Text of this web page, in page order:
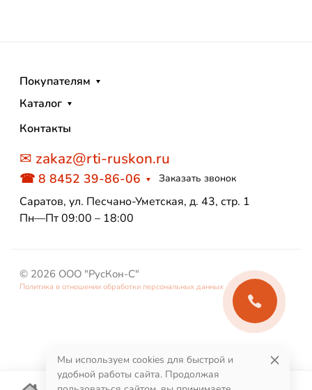
Покупателям
Каталог
Контакты
✉ zakaz@rti-ruskon.ru
☎ 8 8452 39-86-06 Заказать звонок
Саратов, ул. Песчано-Уметская, д. 43, стр. 1
Пн—Пт 09:00 – 18:00
© 2026 ООО "РусКон-С"
Политика в отношении обработки персональных данных
Мы используем cookies для быстрой и
удобной работы сайта. Продолжая